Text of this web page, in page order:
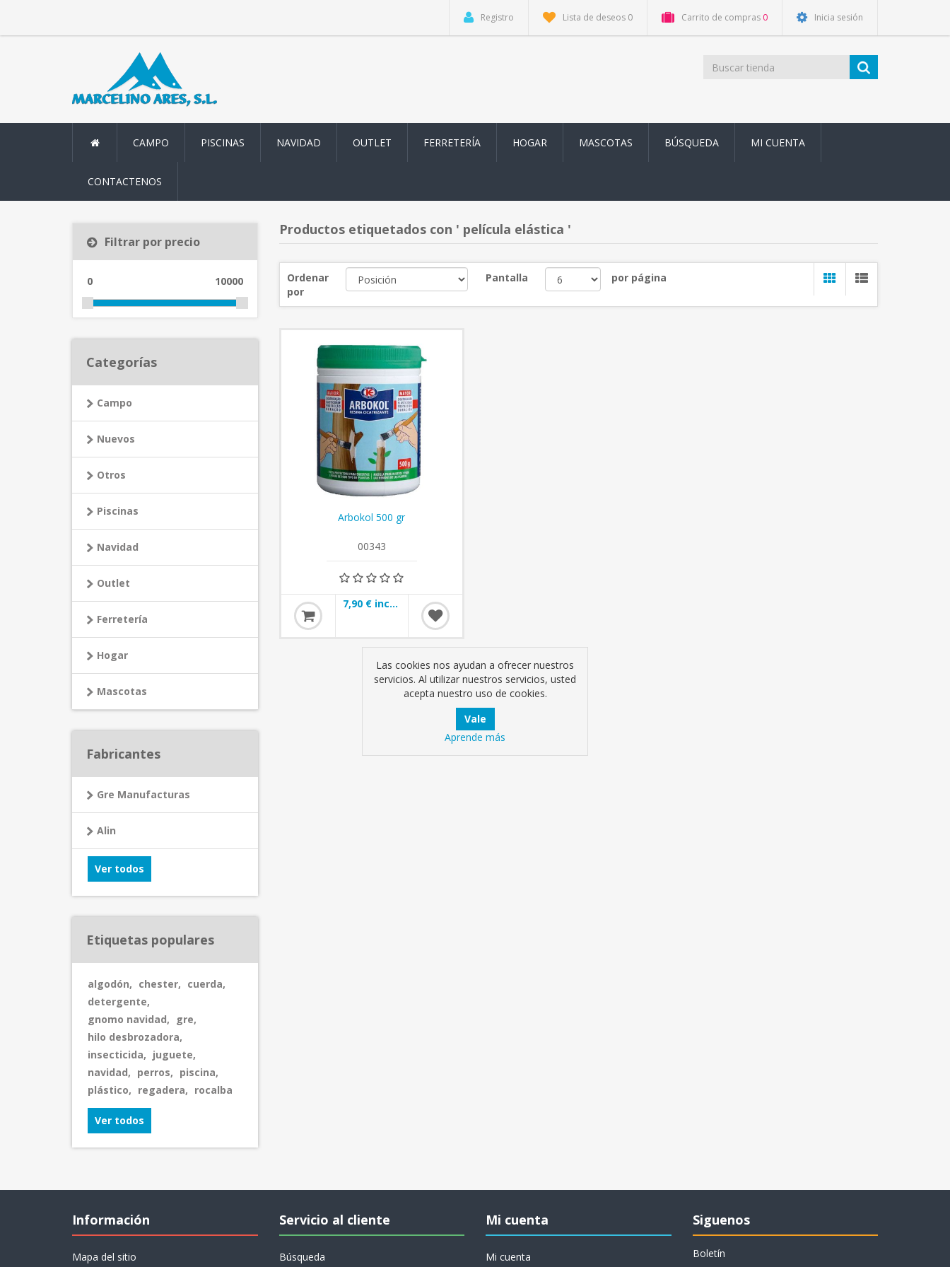
Registro Lista de deseos 0 Carrito de compras 0 Inicia sesión
CAMPO PISCINAS NAVIDAD OUTLET FERRETERÍA HOGAR MASCOTAS BÚSQUEDA MI CUENTA
CONTACTENOS
Productos etiquetados con ' película elástica '
Ordenar
por
Pantalla por página
Arbokol 500 gr
00343
7,90 € incl impuestos
Filtrar por precio
0 10000
Categorías
Campo
Nuevos
Otros
Piscinas
Navidad
Outlet
Ferretería
Hogar
Mascotas
Fabricantes
Gre Manufacturas
Alin
Ver todos
Etiquetas populares
algodón, chester, cuerda,
detergente,
gnomo navidad, gre,
hilo desbrozadora,
insecticida, juguete,
navidad, perros, piscina,
plástico, regadera, rocalba
Ver todos
Información
Mapa del sitio
Servicio al cliente
Búsqueda
Mi cuenta
Mi cuenta
Siguenos
Boletín
Las cookies nos ayudan a ofrecer nuestros
servicios. Al utilizar nuestros servicios, usted
acepta nuestro uso de cookies.
Aprende más